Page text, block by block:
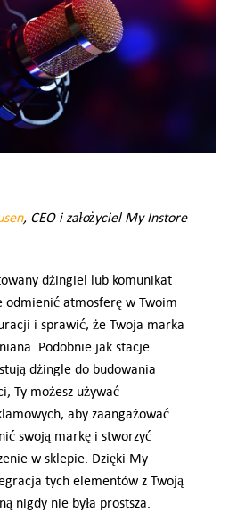
Jak to działa
Ceny
handlowe
Branże
Oferta
Wsparcie
Zaloguj się
, CEO i założyciel My Instore
dżingiel lub komunikat
odmienić atmosferę w Twoim
i sprawić, że Twoja marka
Podobnie jak stacje
dżingle do budowania
Ty możesz używać
aby zaangażować
swoją markę i stworzyć
w sklepie. Dzięki My
tych elementów z Twoją
nigdy nie była prostsza.